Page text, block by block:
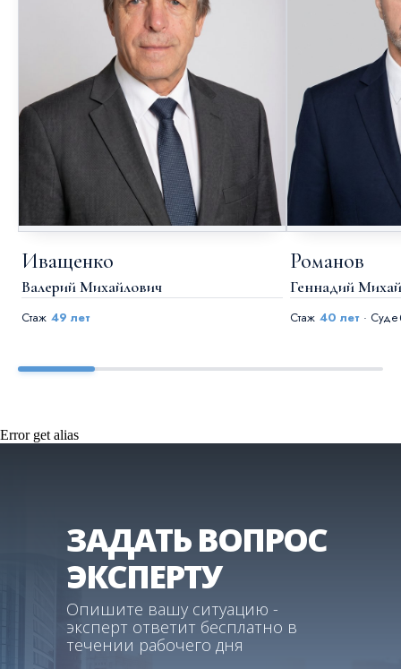
Иващенко
Валерий Михайлович
Стаж 49 лет
Романов
Геннадий
Стаж 40 лет·
Error get alias
ЗАДАТЬ ВОПРОС
ЭКСПЕРТУ
Опишите вашу ситуацию -
эксперт ответит бесплатно в
течении рабочего дня